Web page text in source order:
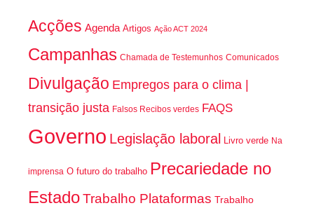
Acções Agenda Artigos Ação ACT 2024
Campanhas Chamada de Testemunhos Comunicados
Divulgação Empregos para o clima |
transição justa Falsos Recibos verdes FAQS
Governo Legislação laboral Livro verde Na
imprensa O futuro do trabalho Precariedade no
EstadoTrabalho Plataformas Trabalho